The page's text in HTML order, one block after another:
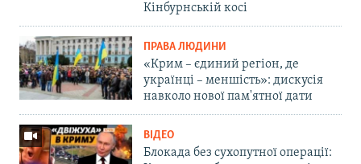
Кінбурнській косі
ПРАВА ЛЮДИНИ
«Крим – єдиний регіон, де
українці – меншість»: дискусія
навколо нової пам'ятної дати
ВІДЕО
Блокада без сухопутної операції: